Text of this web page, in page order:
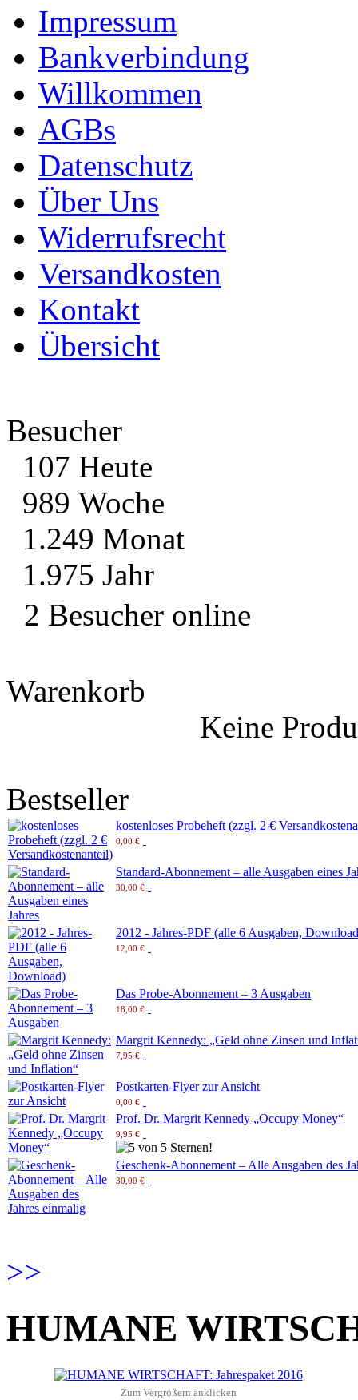
Impressum
Bankverbindung
Willkommen
AGBs
Datenschutz
Über Uns
Widerrufsrecht
Versandkosten
Kontakt
Übersicht
Besucher
107 Heute
989 Woche
1.249 Monat
1.975 Jahr
2 Besucher online
Warenkorb
Keine
Bestseller
kostenloses Probeheft (zzgl. 2 €
0,00 €
Standard-Abonnement – alle Ausgaben eines
30,00 €
2012 - Jahres-PDF (alle 6 Ausgaben,
12,00 €
Das Probe-Abonnement – 3 Ausgaben
18,00 €
Margrit Kennedy: „Geld ohne Zinsen und
7,95 €
Postkarten-Flyer zur Ansicht
0,00 €
Prof. Dr. Margrit Kennedy „Occupy Money“
9,95 €
Geschenk-Abonnement – Alle Ausgaben des
30,00 €
>>
HUMANE
Zum Vergrößern anklicken